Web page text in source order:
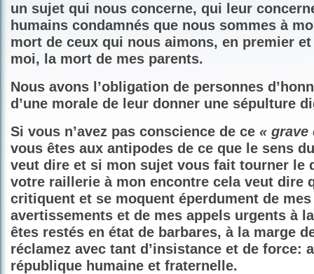
un sujet qui nous concerne, qui leur
humains condamnés que nous sommes à
mort de ceux qui nous aimons, en premier
moi, la mort de mes parents.
Nous avons l’obligation de personnes
d’une morale de leur donner une sépulture
Si vous n’avez pas conscience de ce «
vous êtes aux antipodes de ce que le sens
veut dire et si mon sujet vous fait tourner le
votre raillerie à mon encontre cela veut dire
critiquent et se moquent éperdument de
avertissements et de mes appels urgents à
êtes restés en état de barbares, à la marge
réclamez avec tant d’insistance et de force:
république humaine et fraternelle.